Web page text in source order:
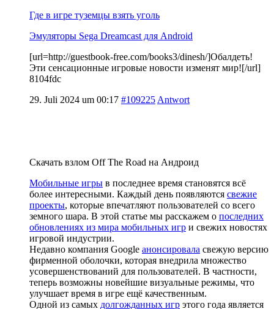
Где в игре туземцы взять уголь
Эмуляторы Sega Dreamcast для Android
[url=http://guestbook-free.com/books3/dinesh/]Обалдеть!
Эти сенсационные игровые новости изменят мир![/url]
8104fdc
29. Juli 2024 um 00:17 #109225 Antwort
Скачать взлом Off The Road на Андроид
Мобильные игры в последнее время становятся всё
более интересными. Каждый день появляются свежие
проекты, которые впечатляют пользователей со всего
земного шара. В этой статье мы расскажем о последних
обновлениях из мира мобильных игр и свежих новостях
игровой индустрии.
Недавно компания Google анонсировала свежую версию
фирменной оболочки, которая внедрила множество
усовершенствований для пользователей. В частности,
теперь возможны новейшие визуальные режимы, что
улучшает время в игре ещё качественным.
Одной из самых долгожданных игр этого года является